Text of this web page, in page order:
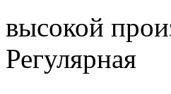
высокой
Регулярная